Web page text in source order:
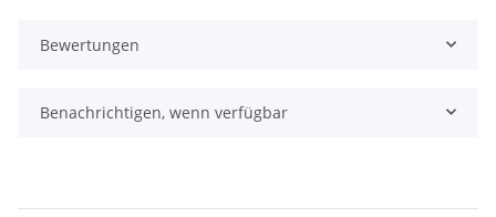
Bewertungen
Benachrichtigen, wenn verfügbar